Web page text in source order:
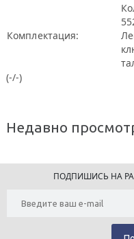
Комплектация:
(-/-)
Недавно
ПОДПИШИСЬ НА